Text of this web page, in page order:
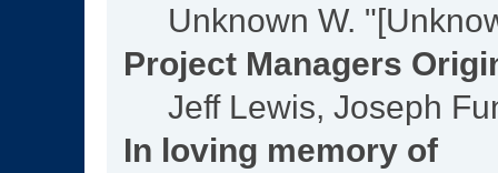
Unknown W.
Project Managers
Jeff Lewis, Joseph
In loving memory of